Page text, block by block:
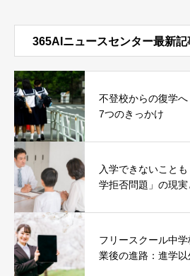
365AIニュースセンター最新記
不登校からの復学
7つのきっかけ
入学できないこと
学拒否問題」の現
フリースクール中
業後の進路：進学